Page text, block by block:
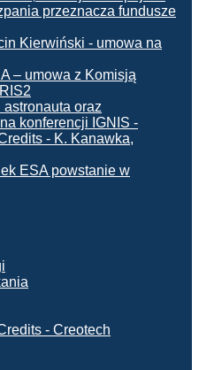
przeznacza fundusze
– umowa z Komisją
ESA powstanie w